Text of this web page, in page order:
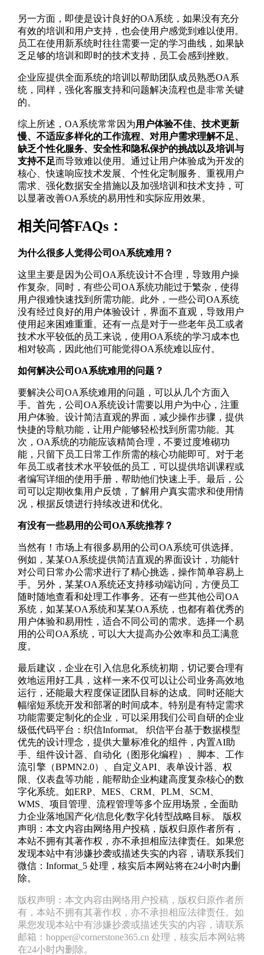
另一方面，即使是设计良好的OA系统，如果没有充分
有效的培训和用户支持，也会使用户感觉到难以使用。
员工在使用新系统时往往需要一定的学习曲线，如果缺
乏足够的培训和即时的技术支持，员工会感到挫败。
企业应提供全面系统的培训以帮助团队成员熟悉OA系
统，同样，强化客服支持和问题解决流程也是非常关键
的。
综上所述，OA系统常常因为用户体验不佳、技术更新
慢、不适应多样化的工作流程、对用户需求理解不足、
缺乏个性化服务、安全性和隐私保护的挑战以及培训与
支持不足而导致难以使用。通过让用户体验成为开发的
核心、快速响应技术发展、个性化定制服务、重视用户
需求、强化数据安全措施以及加强培训和技术支持，可
以显著改善OA系统的易用性和实际应用效果。
相关问答FAQs：
为什么很多人觉得公司OA系统难用？
这里主要是因为公司OA系统设计不合理，导致用户操
作复杂。同时，有些公司OA系统功能过于繁杂，使得
用户很难快速找到所需功能。此外，一些公司OA系统
没有经过良好的用户体验设计，界面不直观，导致用户
使用起来困难重重。还有一点是对于一些老年员工或者
技术水平较低的员工来说，使用OA系统的学习成本也
相对较高，因此他们可能觉得OA系统难以应付。
如何解决公司OA系统难用的问题？
要解决公司OA系统难用的问题，可以从几个方面入
手。首先，公司OA系统设计需要以用户为中心，注重
用户体验。设计简洁直观的界面，减少操作步骤，提供
快捷的导航功能，让用户能够轻松找到所需功能。其
次，OA系统的功能应该精简合理，不要过度堆砌功
能，只留下员工日常工作所需的核心功能即可。对于老
年员工或者技术水平较低的员工，可以提供培训课程或
者编写详细的使用手册，帮助他们快速上手。最后，公
司可以定期收集用户反馈，了解用户真实需求和使用情
况，根据反馈进行持续改进和优化。
有没有一些易用的公司OA系统推荐？
当然有！市场上有很多易用的公司OA系统可供选择。
例如，某某OA系统提供简洁直观的界面设计，功能针
对公司日常办公需求进行了精心挑选，操作简单容易上
手。另外，某某OA系统还支持移动端访问，方便员工
随时随地查看和处理工作事务。还有一些其他公司OA
系统，如某某OA系统和某某OA系统，也都有着优秀的
用户体验和易用性，适合不同公司的需求。选择一个易
用的公司OA系统，可以大大提高办公效率和员工满意
度。
最后建议，企业在引入信息化系统初期，切记要合理有
效地运用好工具，这样一来不仅可以让公司业务高效地
运行，还能最大程度保证团队目标的达成。同时还能大
幅缩短系统开发和部署的时间成本。特别是有特定需求
功能需要定制化的企业，可以采用我们公司自研的企业
级低代码平台：织信Informat。 织信平台基于数据模型
优先的设计理念，提供大量标准化的组件，内置AI助
手、组件设计器、自动化（图形化编程）、脚本、工作
流引擎（BPMN2.0）、自定义API、表单设计器、权
限、仪表盘等功能，能帮助企业构建高度复杂核心的数
字化系统。如ERP、MES、CRM、PLM、SCM、
WMS、项目管理、流程管理等多个应用场景，全面助
力企业落地国产化/信息化/数字化转型战略目标。 版权
声明：本文内容由网络用户投稿，版权归原作者所有，
本站不拥有其著作权，亦不承担相应法律责任。如果您
发现本站中有涉嫌抄袭或描述失实的内容，请联系我们
微信：Informat_5 处理，核实后本网站将在24小时内删
除。
版权声明：本文内容由网络用户投稿，版权归原作者所
有，本站不拥有其著作权，亦不承担相应法律责任。如
果您发现本站中有涉嫌抄袭或描述失实的内容，请联系
邮箱：hopper@cornerstone365.cn 处理，核实后本网站将
在24小时内删除。